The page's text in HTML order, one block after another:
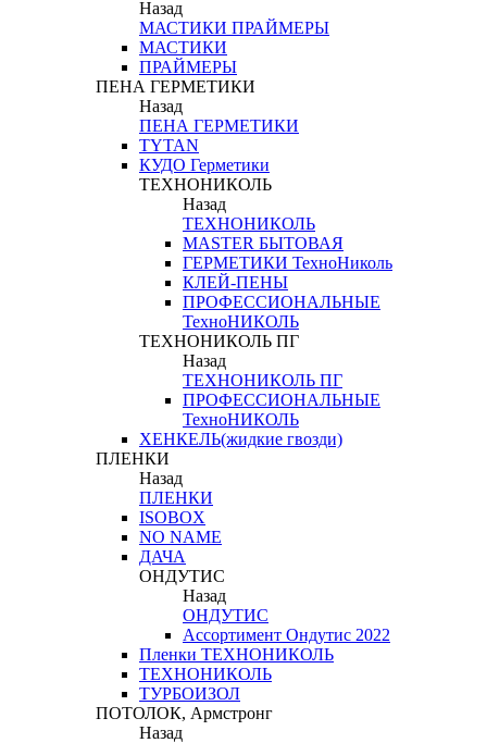
Назад
МАСТИКИ ПРАЙМЕРЫ
МАСТИКИ
ПРАЙМЕРЫ
ПЕНА ГЕРМЕТИКИ
Назад
ПЕНА ГЕРМЕТИКИ
TYTAN
КУДО Герметики
ТЕХНОНИКОЛЬ
Назад
ТЕХНОНИКОЛЬ
MASTER БЫТОВАЯ
ГЕРМЕТИКИ ТехноНиколь
КЛЕЙ-ПЕНЫ
ПРОФЕССИОНАЛЬНЫЕ
ТехноНИКОЛЬ
ТЕХНОНИКОЛЬ ПГ
Назад
ТЕХНОНИКОЛЬ ПГ
ПРОФЕССИОНАЛЬНЫЕ
ТехноНИКОЛЬ
ХЕНКЕЛЬ(жидкие гвозди)
ПЛЕНКИ
Назад
ПЛЕНКИ
ISOBOX
NO NAME
ДАЧА
ОНДУТИС
Назад
ОНДУТИС
Ассортимент Ондутис 2022
Пленки ТЕХНОНИКОЛЬ
ТЕХНОНИКОЛЬ
ТУРБОИЗОЛ
ПОТОЛОК, Армстронг
Назад